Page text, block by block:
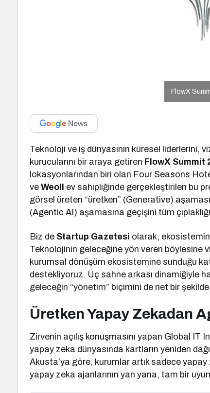
FlowX
Teknoloji ve iş dünyasının küresel liderlerini,
kurucularını bir araya getiren FlowX Summit
lokasyonlarından biri olan Four Seasons
veWeoll ev sahipliğinde gerçekleştirilen bu
görsel üreten “üretken” (Generative)
(Agentic AI) aşamasına geçişini tüm
Biz de Startup Gazetesi olarak, ekosistemin
Teknolojinin geleceğine yön veren böylesine
kurumsal dönüşüm ekosistemine sunduğu
destekliyoruz. Üç sahne arkası dinamiğiyle
geleceğin “yönetim” biçimini de net bir şekilde
Üretken Yapay Zekadan
Zirvenin açılış konuşmasını yapan Global IT
yapay zeka dünyasında kartların yeniden
Akusta’ya göre, kurumlar artık sadece yapay
yapay zeka ajanlarının yan yana, tam bir